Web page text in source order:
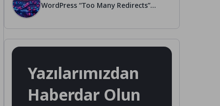
WordPress “Too Many Redirects”
Yazılarımızdan
Haberdar Olun